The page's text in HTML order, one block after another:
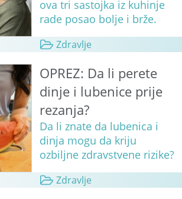
ova tri sastojka iz kuhinje
rade posao bolje i brže.
Zdravlje
OPREZ: Da li perete
dinje i lubenice prije
rezanja?
Da li znate da lubenica i
dinja mogu da kriju
ozbiljne zdravstvene rizike?
Zdravlje